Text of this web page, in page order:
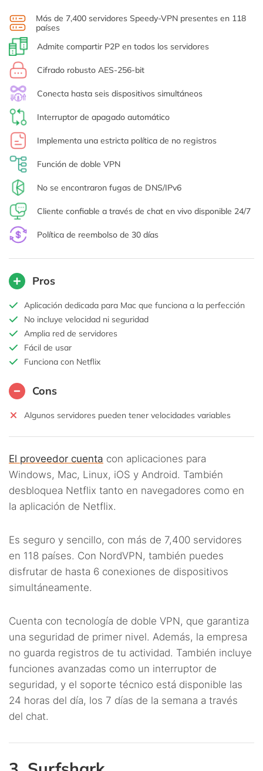
Más de 7,400 servidores Speedy-VPN presentes en 118
países
Admite compartir P2P en todos los servidores
Cifrado robusto AES-256-bit
Conecta hasta seis dispositivos simultáneos
Interruptor de apagado automático
Implementa una estricta política de no registros
Función de doble VPN
No se encontraron fugas de DNS/IPv6
Cliente confiable a través de chat en vivo disponible 24/7
Política de reembolso de 30 días
Pros
Aplicación dedicada para Mac que funciona a la perfección
No incluye velocidad ni seguridad
Amplia red de servidores
Fácil de usar
Funciona con Netflix
Cons
Algunos servidores pueden tener velocidades variables
El proveedor cuenta con aplicaciones para
Windows, Mac, Linux, iOS y Android. También
desbloquea Netflix tanto en navegadores como en
la aplicación de Netflix.
Es seguro y sencillo, con más de 7,400 servidores
en 118 países. Con NordVPN, también puedes
disfrutar de hasta 6 conexiones de dispositivos
simultáneamente.
Cuenta con tecnología de doble VPN, que garantiza
una seguridad de primer nivel. Además, la empresa
no guarda registros de tu actividad. También incluye
funciones avanzadas como un interruptor de
seguridad, y el soporte técnico está disponible las
24 horas del día, los 7 días de la semana a través
del chat.